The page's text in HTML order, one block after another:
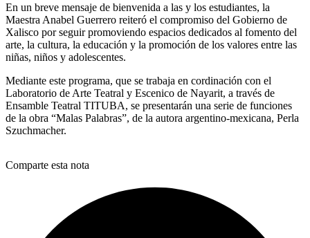
En un breve mensaje de bienvenida a las y los estudiantes, la
Maestra Anabel Guerrero reiteró el compromiso del Gobierno de
Xalisco por seguir promoviendo espacios dedicados al fomento del
arte, la cultura, la educación y la promoción de los valores entre las
niñas, niños y adolescentes.
Mediante este programa, que se trabaja en cordinación con el
Laboratorio de Arte Teatral y Escenico de Nayarit, a través de
Ensamble Teatral TITUBA, se presentarán una serie de funciones
de la obra “Malas Palabras”, de la autora argentino-mexicana, Perla
Szuchmacher.
Comparte esta nota